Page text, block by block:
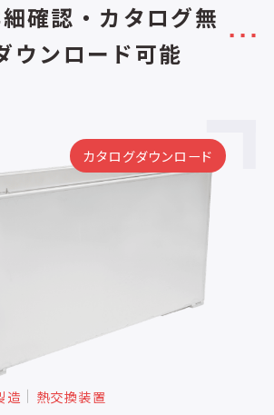
確認・カタログ無
ウンロード可能
カタログダウンロード
造
熱交換装置